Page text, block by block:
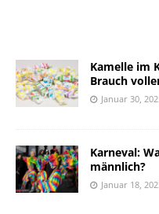
Kamelle im
Brauch
Januar 30,
Karneval:
männlich?
Januar 18,